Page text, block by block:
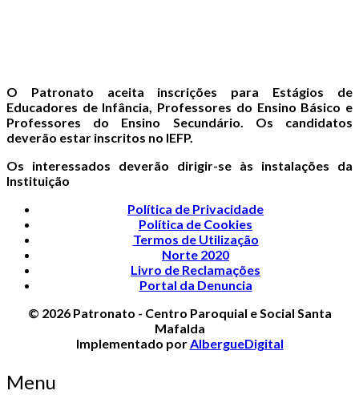
O Patronato aceita inscrições para Estágios de
Educadores de Infância, Professores do Ensino Básico e
Professores do Ensino Secundário. Os candidatos
deverão estar inscritos no IEFP.
Os interessados deverão dirigir-se às instalações da
Instituição
Política de Privacidade
Política de Cookies
Termos de Utilização
Norte 2020
Livro de Reclamações
Portal da Denuncia
© 2026 Patronato - Centro Paroquial e Social Santa
Mafalda
Implementado por AlbergueDigital
Menu